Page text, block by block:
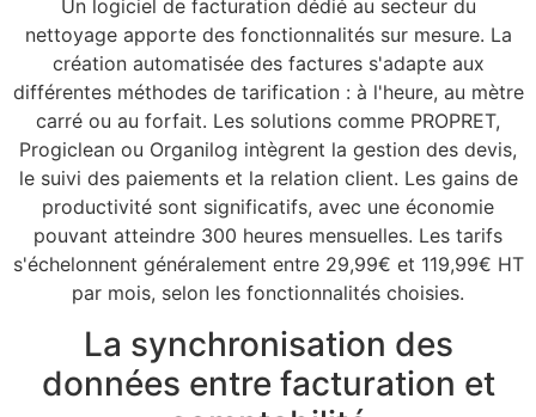
Un logiciel de facturation dédié au secteur du
nettoyage apporte des fonctionnalités sur mesure. La
création automatisée des factures s'adapte aux
différentes méthodes de tarification : à l'heure, au mètre
carré ou au forfait. Les solutions comme PROPRET,
Progiclean ou Organilog intègrent la gestion des devis,
le suivi des paiements et la relation client. Les gains de
productivité sont significatifs, avec une économie
pouvant atteindre 300 heures mensuelles. Les tarifs
s'échelonnent généralement entre 29,99€ et 119,99€ HT
par mois, selon les fonctionnalités choisies.
La synchronisation des
données entre facturation et